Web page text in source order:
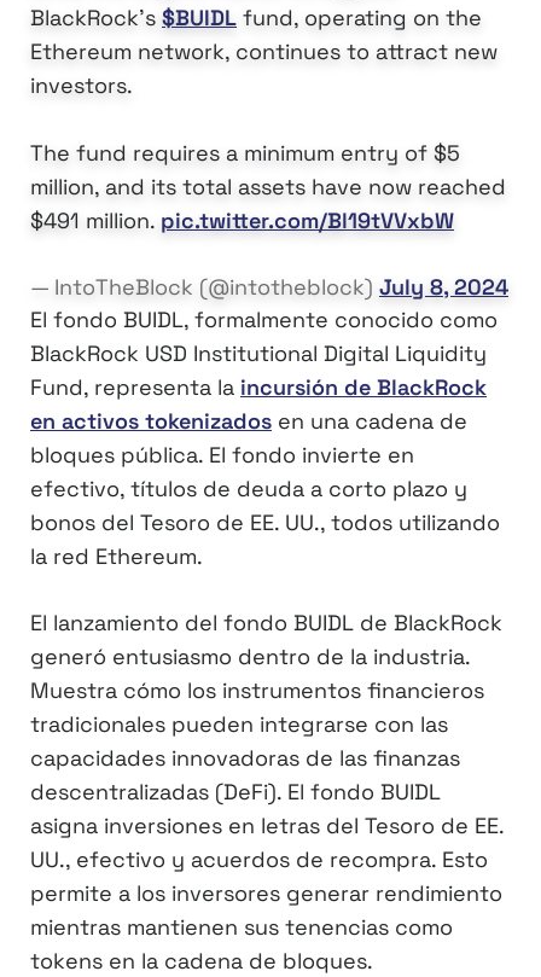
BlackRock's $BUIDL fund, operating on the
Ethereum network, continues to attract new
investors.
The fund requires a minimum entry of $5
million, and its total assets have now reached
$491 million. pic.twitter.com/Bl19tVVxbW
— IntoTheBlock (@intotheblock) July 8, 2024
El fondo BUIDL, formalmente conocido como
BlackRock USD Institutional Digital Liquidity
Fund, representa la incursión de BlackRock
en activos tokenizados en una cadena de
bloques pública. El fondo invierte en
efectivo, títulos de deuda a corto plazo y
bonos del Tesoro de EE. UU., todos utilizando
la red Ethereum.
El lanzamiento del fondo BUIDL de BlackRock
generó entusiasmo dentro de la industria.
Muestra cómo los instrumentos financieros
tradicionales pueden integrarse con las
capacidades innovadoras de las finanzas
descentralizadas (DeFi). El fondo BUIDL
asigna inversiones en letras del Tesoro de EE.
UU., efectivo y acuerdos de recompra. Esto
permite a los inversores generar rendimiento
mientras mantienen sus tenencias como
tokens en la cadena de bloques.